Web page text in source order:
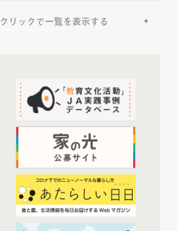
2022年7月配信(8)
2022年11月配信(6)
2022年12月配信(6)
2023年配信 (72)
2023年1月配信(6)
2023年2月配信 (7)
2023年3月配信(6)
2023年4月配信(6)
クリックで一覧を表示する
トップ対談
ＪＡ実践事例紹介(37)
教育文化プランナー (19)
協同の歴史の瞬間(52)
農業・食料ほんとうの話(52)
わたしと協同組合(3)
開催報告 (38)